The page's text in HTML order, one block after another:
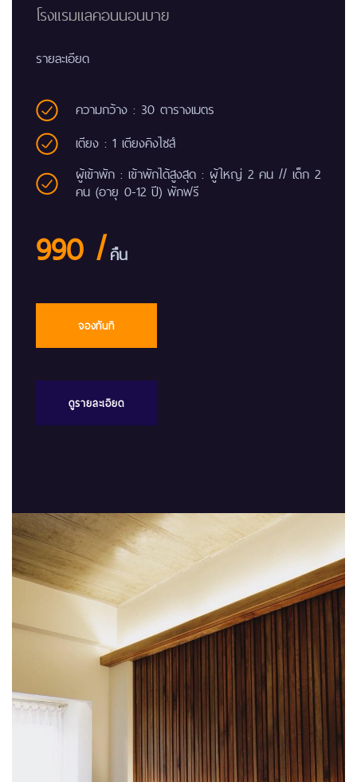
โรงแรมแลคอนนอนบาย
รายละเอียด
ความกว้าง : 30 ตารางเมตร
เตียง : 1 เตียงคิงไซส์
ผู้เข้าพัก : เข้าพักได้สูงสุด : ผู้ใหญ่ 2 คน // เด็ก 2
คน (อายุ 0-12 ปี) พักฟรี
990 /คืน
จองทันที
ดูรายละเอียด